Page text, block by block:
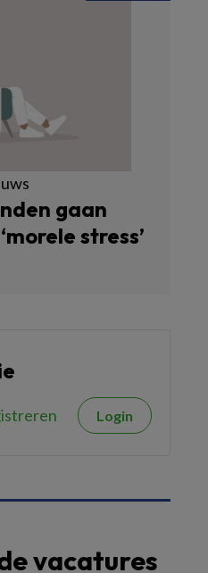
gaan
stress’
Login
vacatures